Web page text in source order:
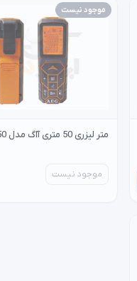
موجود نیست
متر لیزری 50 متری آاگ مدل aeg lmg50
موجود نیست